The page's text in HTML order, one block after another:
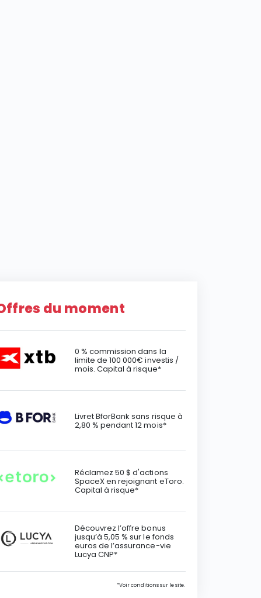
du moment
0 % commission dans la
limite de 100 000€ investis /
mois. Capital à risque*
Livret BforBank sans risque à
2,80 % pendant 12 mois*
Réclamez 50 $ d'actions
SpaceX en rejoignant eToro.
Capital à risque*
Découvrez l’offre bonus
jusqu’à 5,05 % sur le fonds
euros de l’assurance-vie
Lucya CNP*
*Voir conditions sur le site.